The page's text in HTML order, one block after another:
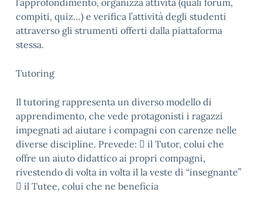
l’approfondimento, organizza attività (quali forum,
compiti, quiz…) e verifica l’attività degli studenti
attraverso gli strumenti offerti dalla piattaforma
stessa.
Tutoring
Il tutoring rappresenta un diverso modello di
apprendimento, che vede protagonisti i ragazzi
impegnati ad aiutare i compagni con carenze nelle
diverse discipline. Prevede:  il Tutor, colui che
offre un aiuto didattico ai propri compagni,
rivestendo di volta in volta il la veste di “insegnante”
 il Tutee, colui che ne beneficia